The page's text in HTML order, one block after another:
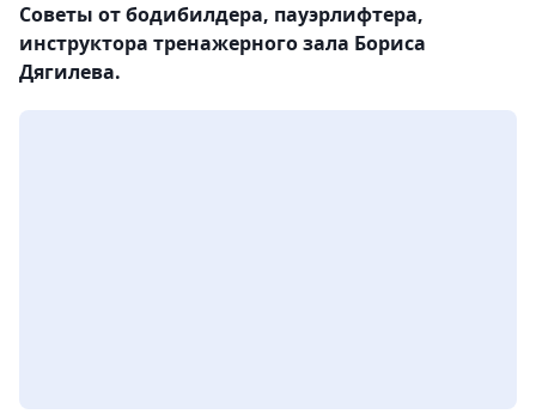
Советы от бодибилдера, пауэрлифтера,
инструктора тренажерного зала Бориса
Дягилева.